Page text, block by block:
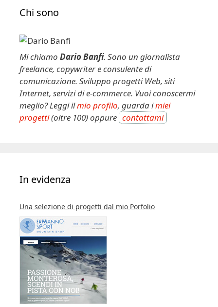
Chi sono
Mi chiamo Dario Banfi. Sono un giornalista
freelance, copywriter e consulente di
comunicazione. Sviluppo progetti Web, siti
Internet, servizi di e-commerce. Vuoi conoscermi
meglio? Leggi ilmio profilo, guarda imiei
progetti(oltre 100) oppure contattami
In evidenza
Una selezione di progetti dal mio Porfolio